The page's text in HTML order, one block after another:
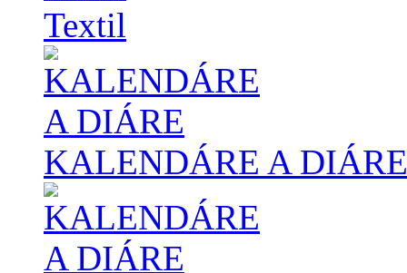
Textil
KALENDÁRE A DIÁRE